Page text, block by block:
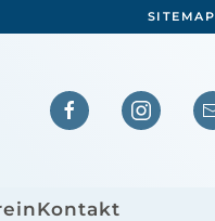
SITEMAP
Kontakt